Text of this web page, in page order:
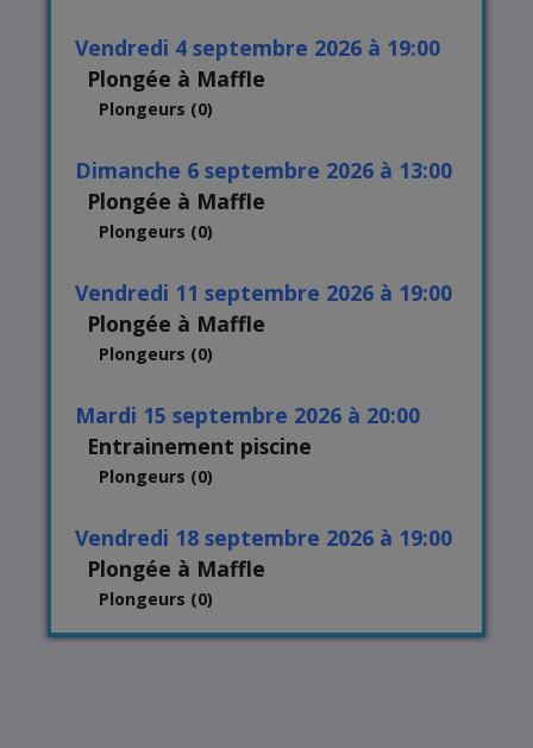
vendredi 4 septembre 2026 à 19:00
Plongée à Maffle
Plongeurs (0)
dimanche 6 septembre 2026 à 13:00
Plongée à Maffle
Plongeurs (0)
vendredi 11 septembre 2026 à 19:00
Plongée à Maffle
Plongeurs (0)
mardi 15 septembre 2026 à 20:00
Entrainement piscine
Plongeurs (0)
vendredi 18 septembre 2026 à 19:00
Plongée à Maffle
Plongeurs (0)